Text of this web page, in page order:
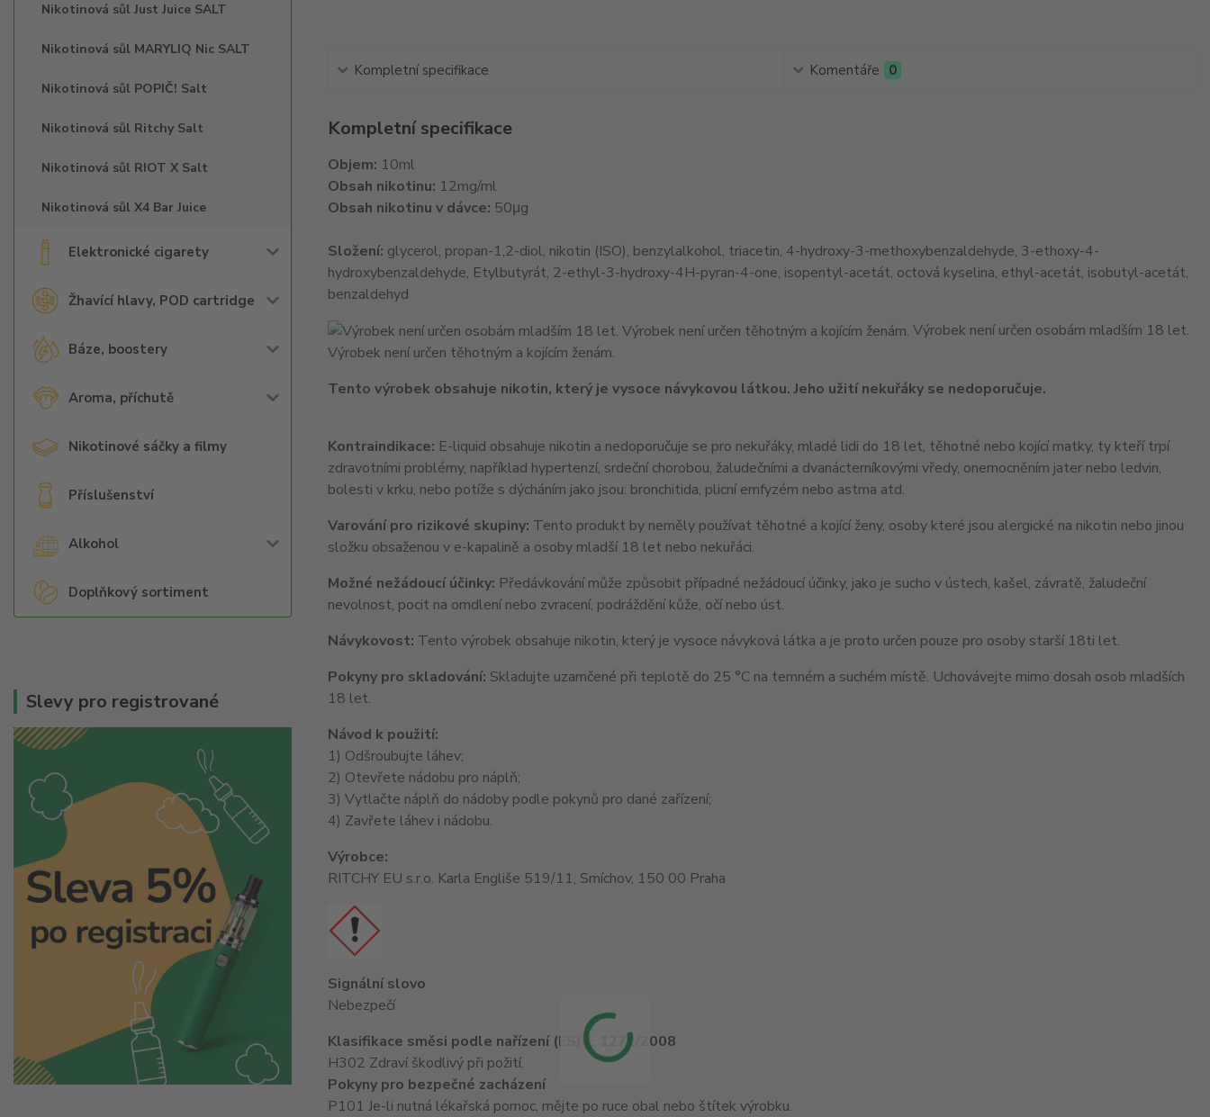
Nikotinová sůl Just Juice SALT
Nikotinová sůl MARYLIQ Nic SALT
Nikotinová sůl POPIČ! Salt
Nikotinová sůl Ritchy Salt
Nikotinová sůl RIOT X Salt
Nikotinová sůl X4 Bar Juice
Elektronické cigarety
Žhavící hlavy, POD cartridge
Báze, boostery
Aroma, příchutě
Nikotinové sáčky a filmy
Příslušenství
Alkohol
Doplňkový sortiment
Slevy pro registrované
Kompletní specifikace Komentáře 0
Kompletní specifikace
Objem: 10ml
Obsah nikotinu: 12mg/ml
Obsah nikotinu v dávce: 50μg
Složení: glycerol, propan-1,2-diol, nikotin (ISO), benzylalkohol, triacetin, 4-hydroxy-3-methoxybenzaldehyde, 3-ethoxy-4-
hydroxybenzaldehyde, Etylbutyrát, 2-ethyl-3-hydroxy-4H-pyran-4-one, isopentyl-acetát, octová kyselina, ethyl-acetát, isobutyl-acetát,
benzaldehyd
Výrobek není určen osobám mladším 18 let.
Výrobek není určen těhotným a kojícím ženám.
Tento výrobek obsahuje nikotin, který je vysoce návykovou látkou. Jeho užití nekuřáky se nedoporučuje.
Kontraindikace: E-liquid obsahuje nikotin a nedoporučuje se pro nekuřáky, mladé lidi do 18 let, těhotné nebo kojící matky, ty kteří trpí
zdravotními problémy, například hypertenzí, srdeční chorobou, žaludečními a dvanácterníkovými vředy, onemocněním jater nebo ledvin,
bolesti v krku, nebo potíže s dýcháním jako jsou: bronchitida, plicní emfyzém nebo astma atd.
Varování pro rizikové skupiny: Tento produkt by neměly používat těhotné a kojící ženy, osoby které jsou alergické na nikotin nebo jinou
složku obsaženou v e-kapalině a osoby mladší 18 let nebo nekuřáci.
Možné nežádoucí účinky: Předávkování může způsobit případné nežádoucí účinky, jako je sucho v ústech, kašel, závratě, žaludeční
nevolnost, pocit na omdlení nebo zvracení, podráždění kůže, očí nebo úst.
Návykovost: Tento výrobek obsahuje nikotin, který je vysoce návyková látka a je proto určen pouze pro osoby starší 18ti let.
Pokyny pro skladování: Skladujte uzamčené při teplotě do 25 °C na temném a suchém místě. Uchovávejte mimo dosah osob mladších
18 let.
Návod k použití:
1) Odšroubujte láhev;
2) Otevřete nádobu pro náplň;
3) Vytlačte náplň do nádoby podle pokynů pro dané zařízení;
4) Zavřete láhev i nádobu.
Výrobce:
RITCHY EU s.r.o. Karla Engliše 519/11, Smíchov, 150 00 Praha
Signální slovo
Nebezpečí
Klasifikace směsi podle nařízení (ES) č. 1272/2008
H302 Zdraví škodlivý při požití.
Pokyny pro bezpečné zacházení
P101 Je-li nutná lékařská pomoc, mějte po ruce obal nebo štítek výrobku.